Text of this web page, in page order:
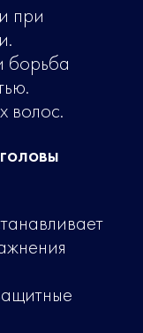
при
борьба
волос.